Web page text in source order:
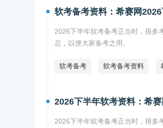
软考备考资料：希赛网
2026下半年软考备考正当时，很多
总，以便大家备考之用。
软考备考 软考备考资料
2026下半年软考资料：希
2026下半年软考备考正当时，很多